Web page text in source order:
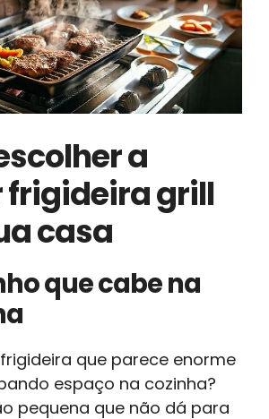
a
frigideira grill
casa
que cabe na
que parece enorme
espaço na cozinha?
pequena que não dá para